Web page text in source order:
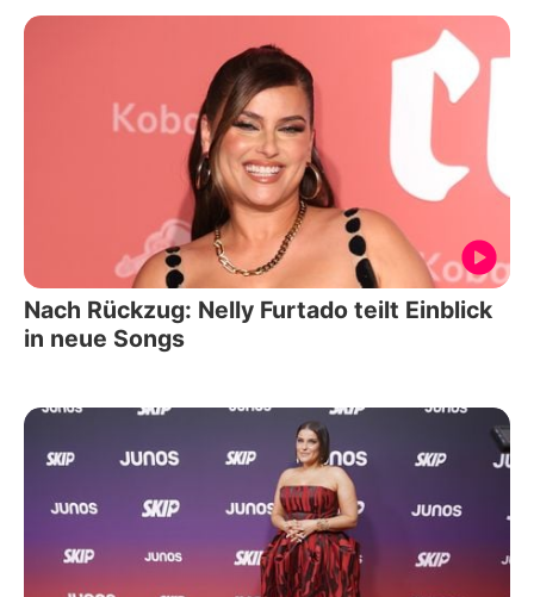
Nach Rückzug: Nelly Furtado teilt Einblick
in neue Songs